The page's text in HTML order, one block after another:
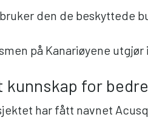
den de beskyttede
på Kanariøyene
kunnskap for
har fått navnet